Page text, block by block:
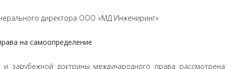
директора ООО «МД Инжениринг»
на самоопределение
зарубежной доктрины международного права